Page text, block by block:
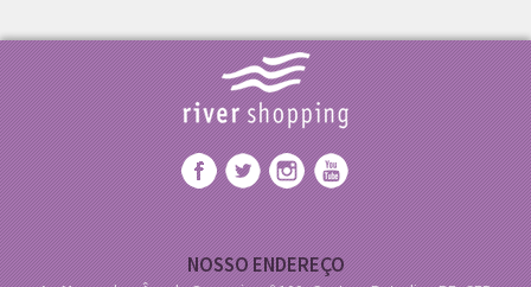
NOSSO ENDEREÇO